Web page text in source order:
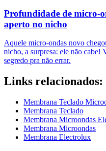
Profundidade de micro-
aperto no nicho
Aquele micro-ondas novo
nicho, a surpresa: ele não cabe!
segredo pra não errar.
Links relacionados:
Membrana Teclado
Membrana Teclado
Membrana Microondas
Membrana Microondas
Membrana Electrolux